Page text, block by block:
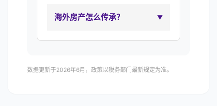
海外房产怎么传承？
数据更新于2026年6月，政策以税务部门最新规定为准。